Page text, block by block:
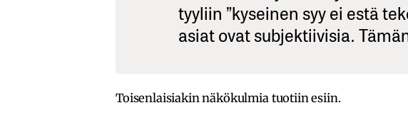
tyyliin ”kyseinen syy ei estä
asiat ovat subjektiivisia.
Toisenlaisiakin näkökulmia tuotiin esiin.